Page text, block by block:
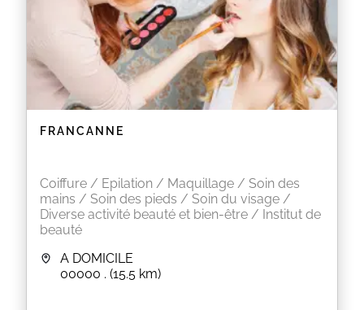
FRANCANNE
Coiffure / Epilation / Maquillage / Soin des
mains / Soin des pieds / Soin du visage /
Diverse activité beauté et bien-être / Institut de
beauté
A DOMICILE
00000 . (15.5 km)